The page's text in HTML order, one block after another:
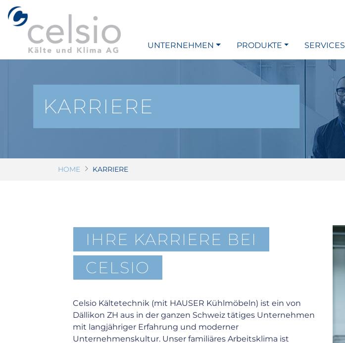
Direkt
zum
Inhalt
UNTERNEHMEN
PRODUKTE SERVICES
KARRIERE
HOME KARRIERE
IHRE KARRIERE BEI
CELSIO
Celsio Kältetechnik (mit HAUSER Kühlmöbeln) ist ein von
Dällikon ZH aus in der ganzen Schweiz tätiges Unternehmen
mit langjähriger Erfahrung und moderner
Unternehmenskultur. Unser familiäres Arbeitsklima ist